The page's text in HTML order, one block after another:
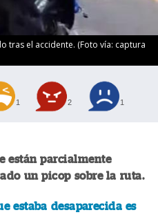
tras el accidente. (Foto vía: captura
1 2 1
están parcialmente
un picop sobre la ruta.
estaba desaparecida es